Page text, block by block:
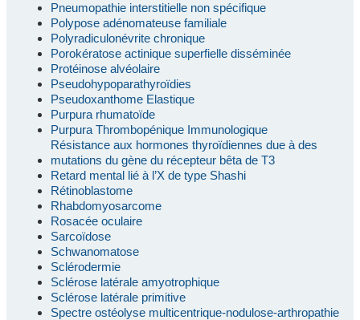
Pneumopathie interstitielle non spécifique
Polypose adénomateuse familiale
Polyradiculonévrite chronique
Porokératose actinique superfielle disséminée
Protéinose alvéolaire
Pseudohypoparathyroïdies
Pseudoxanthome Elastique
Purpura rhumatoïde
Purpura Thrombopénique Immunologique
Résistance aux hormones thyroïdiennes due à des
mutations du gène du récepteur bêta de T3
Retard mental lié à l’X de type Shashi
Rétinoblastome
Rhabdomyosarcome
Rosacée oculaire
Sarcoïdose
Schwanomatose
Sclérodermie
Sclérose latérale amyotrophique
Sclérose latérale primitive
Spectre ostéolyse multicentrique-nodulose-arthropathie